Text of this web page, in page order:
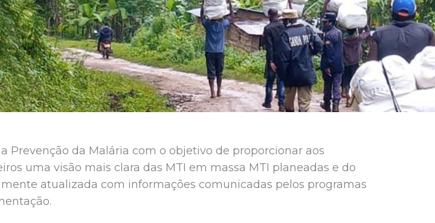
Prevenção da Malária com o objetivo de proporcionar aos
uma visão mais clara das MTI em massa MTI planeadas e do
atualizada com informações comunicadas pelos programas